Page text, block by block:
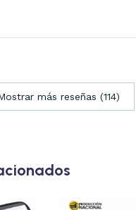
más reseñas (114)